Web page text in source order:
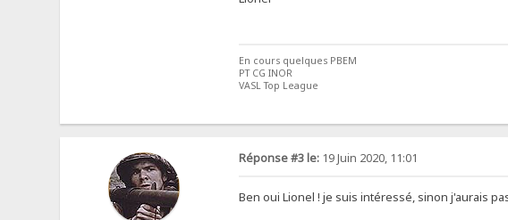
En cours quelques PBEM
PT CG INOR
VASL Top League
Réponse #3 le:19 Juin 2020, 11:01
Ben oui Lionel ! je suis intéressé, sinon j'aurais